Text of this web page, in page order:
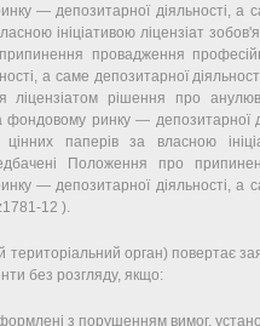
— депозитарної діяльності, а
ініціативою ліцензіат
провадження
а саме депозитарної
рішення про
фондовому ринку — депозитарної
паперів за власною
Положення про
— депозитарної діяльності, а
12 ).
територіальний орган) повертає
без розгляду, якщо:
з порушенням вимог,